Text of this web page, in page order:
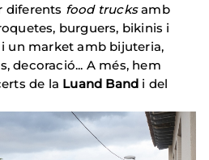
diferents food trucksamb
burguers, bikinis i
un market amb bijuteria,
decoració... A més, hem
de la Luand Band i del